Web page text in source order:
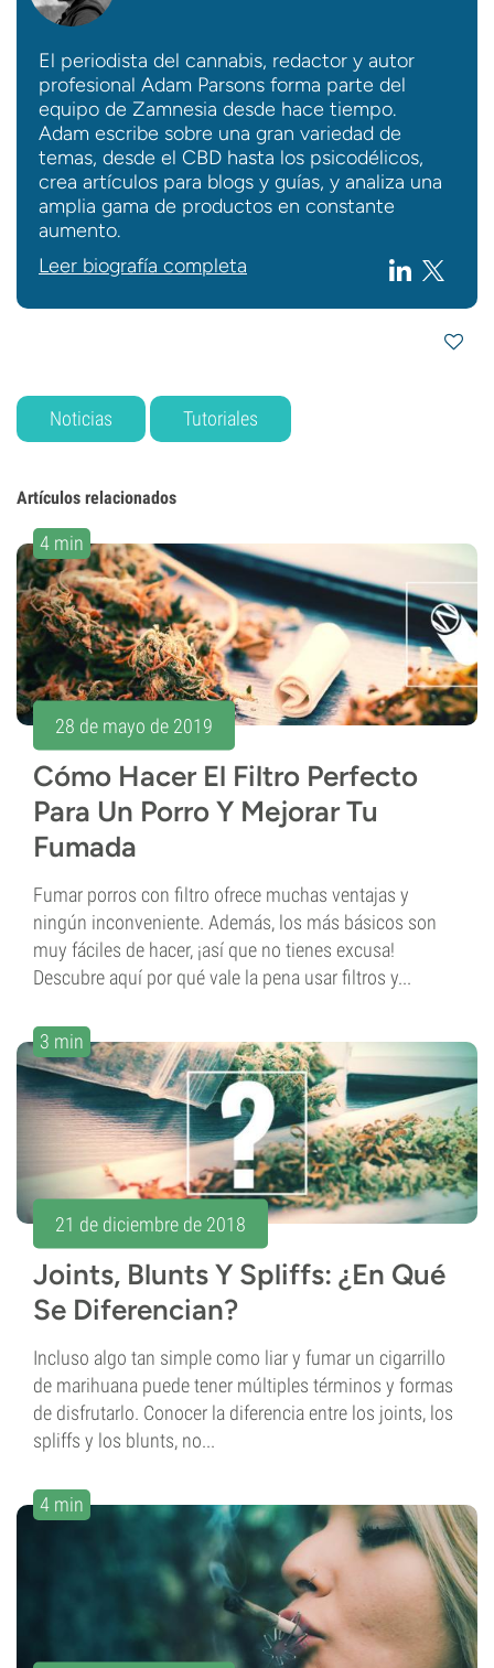
El periodista del cannabis, redactor y autor
profesional Adam Parsons forma parte del
equipo de Zamnesia desde hace tiempo.
Adam escribe sobre una gran variedad de
temas, desde el CBD hasta los psicodélicos,
crea artículos para blogs y guías, y analiza una
amplia gama de productos en constante
aumento.
Leer biografía completa
Noticias Tutoriales
Artículos relacionados
4 min
28 de mayo de 2019
Cómo Hacer El Filtro Perfecto
Para Un Porro Y Mejorar Tu
Fumada
Fumar porros con filtro ofrece muchas ventajas y
ningún inconveniente. Además, los más básicos son
muy fáciles de hacer, ¡así que no tienes excusa!
Descubre aquí por qué vale la pena usar filtros y...
3 min
21 de diciembre de 2018
Joints, Blunts Y Spliffs: ¿En Qué
Se Diferencian?
Incluso algo tan simple como liar y fumar un cigarrillo
de marihuana puede tener múltiples términos y formas
de disfrutarlo. Conocer la diferencia entre los joints, los
spliffs y los blunts, no...
4 min